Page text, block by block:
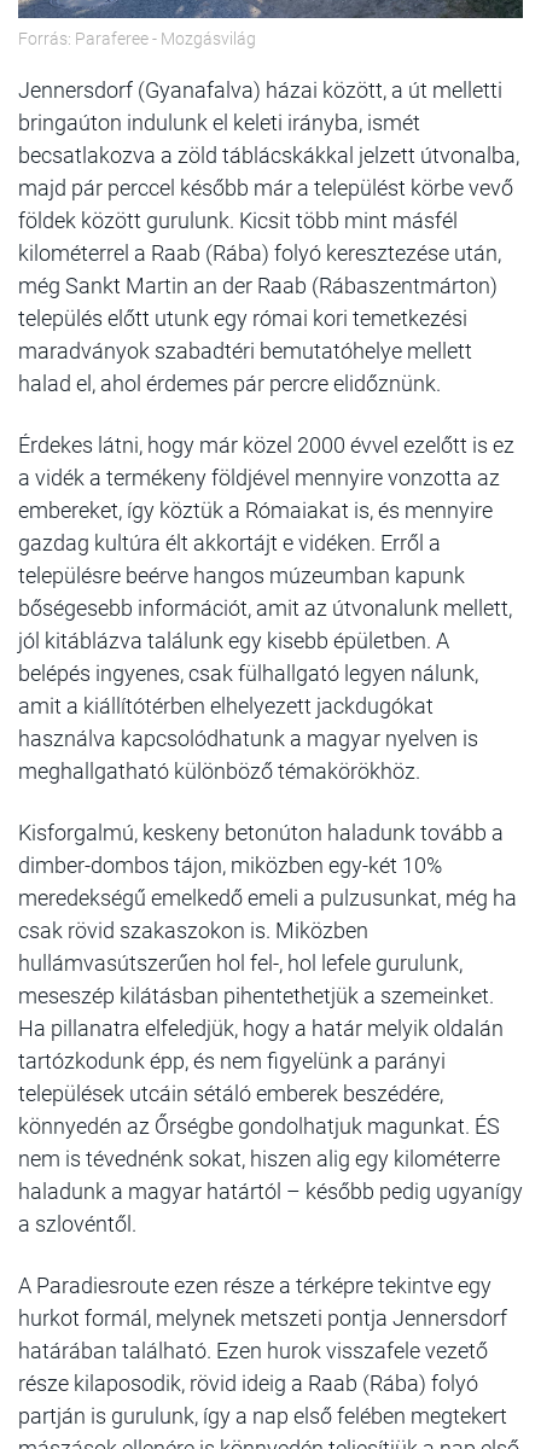
Forrás: Paraferee - Mozgásvilág
Jennersdorf (Gyanafalva) házai között, a út melletti
bringaúton indulunk el keleti irányba, ismét
becsatlakozva a zöld táblácskákkal jelzett útvonalba,
majd pár perccel később már a települést körbe vevő
földek között gurulunk. Kicsit több mint másfél
kilométerrel a Raab (Rába) folyó keresztezése után,
még Sankt Martin an der Raab (Rábaszentmárton)
település előtt utunk egy római kori temetkezési
maradványok szabadtéri bemutatóhelye mellett
halad el, ahol érdemes pár percre elidőznünk.
Érdekes látni, hogy már közel 2000 évvel ezelőtt is ez
a vidék a termékeny földjével mennyire vonzotta az
embereket, így köztük a Rómaiakat is, és mennyire
gazdag kultúra élt akkortájt e vidéken. Erről a
településre beérve hangos múzeumban kapunk
bőségesebb információt, amit az útvonalunk mellett,
jól kitáblázva találunk egy kisebb épületben. A
belépés ingyenes, csak fülhallgató legyen nálunk,
amit a kiállítótérben elhelyezett jackdugókat
használva kapcsolódhatunk a magyar nyelven is
meghallgatható különböző témakörökhöz.
Kisforgalmú, keskeny betonúton haladunk tovább a
dimber-dombos tájon, miközben egy-két 10%
meredekségű emelkedő emeli a pulzusunkat, még ha
csak rövid szakaszokon is. Miközben
hullámvasútszerűen hol fel-, hol lefele gurulunk,
meseszép kilátásban pihentethetjük a szemeinket.
Ha pillanatra elfeledjük, hogy a határ melyik oldalán
tartózkodunk épp, és nem figyelünk a parányi
települések utcáin sétáló emberek beszédére,
könnyedén az Őrségbe gondolhatjuk magunkat. ÉS
nem is tévednénk sokat, hiszen alig egy kilométerre
haladunk a magyar határtól – később pedig ugyanígy
a szlovéntől.
A Paradiesroute ezen része a térképre tekintve egy
hurkot formál, melynek metszeti pontja Jennersdorf
határában található. Ezen hurok visszafele vezető
része kilaposodik, rövid ideig a Raab (Rába) folyó
partján is gurulunk, így a nap első felében megtekert